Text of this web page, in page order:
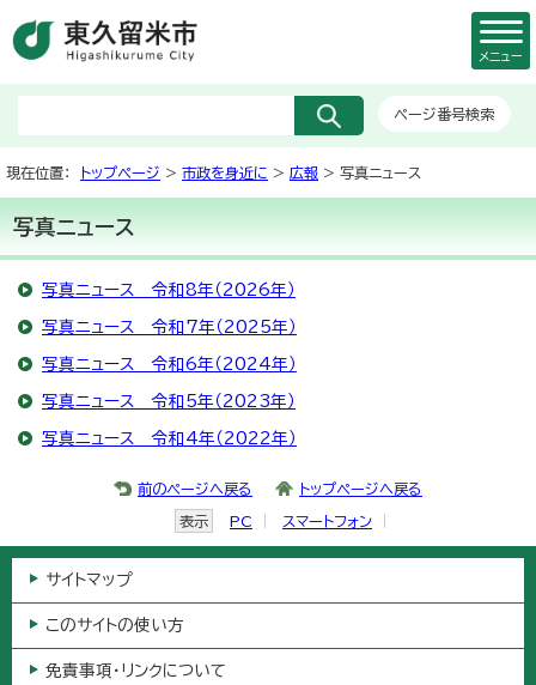
ページ番号検索
メニュー
現在位置： トップページ > 市政を身近に > 広報 > 写真ニュース
写真ニュース
写真ニュース 令和8年（2026年）
写真ニュース 令和7年（2025年）
写真ニュース 令和6年（2024年）
写真ニュース 令和5年（2023年）
写真ニュース 令和4年（2022年）
前のページへ戻る トップページへ戻る
表示 PC スマートフォン
サイトマップ
このサイトの使い方
免責事項・リンクについて